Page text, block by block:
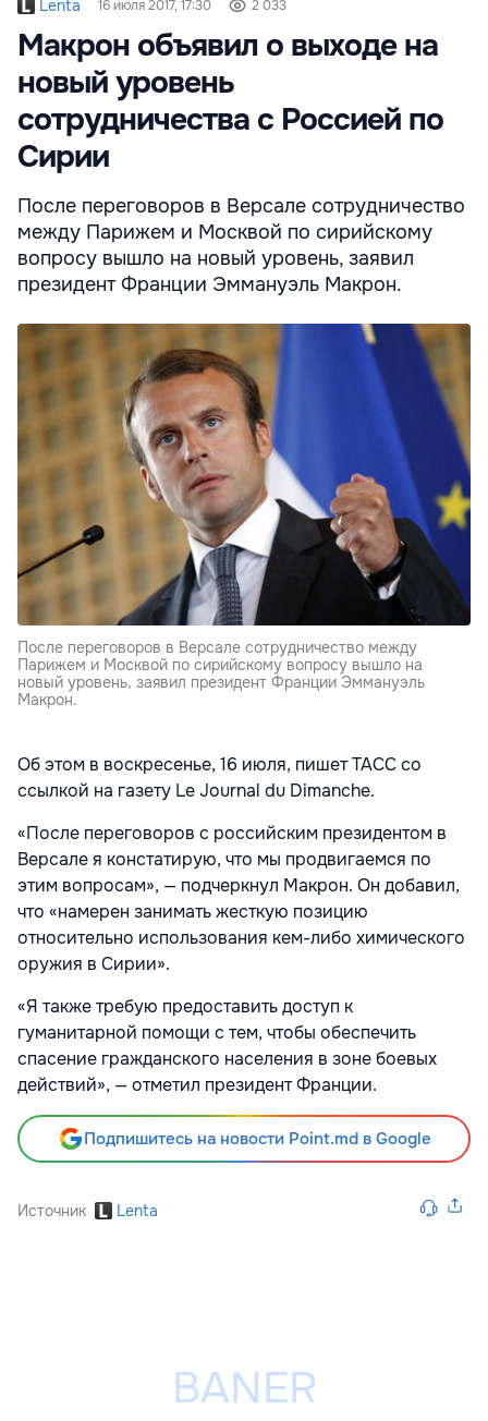
Lenta 16 июля 2017, 17:30 2 033
Макрон объявил о выходе на
новый уровень
сотрудничества с Россией по
Сирии
После переговоров в Версале сотрудничество
между Парижем и Москвой по сирийскому
вопросу вышло на новый уровень, заявил
президент Франции Эммануэль Макрон.
После переговоров в Версале сотрудничество между
Парижем и Москвой по сирийскому вопросу вышло на
новый уровень, заявил президент Франции Эммануэль
Макрон.
Об этом в воскресенье, 16 июля, пишет ТАСС со
ссылкой на газету Le Journal du Dimanche.
«После переговоров с российским президентом в
Версале я констатирую, что мы продвигаемся по
этим вопросам», — подчеркнул Макрон. Он добавил,
что «намерен занимать жесткую позицию
относительно использования кем-либо химического
оружия в Сирии».
«Я также требую предоставить доступ к
гуманитарной помощи с тем, чтобы обеспечить
спасение гражданского населения в зоне боевых
действий», — отметил президент Франции.
Подпишитесь на новости Point.md в Google
Источник Lenta